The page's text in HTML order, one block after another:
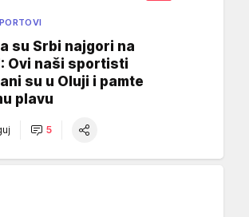
su Srbi najgori na
Ovi naši sportisti
su u Oluji i pamte
plavu
5